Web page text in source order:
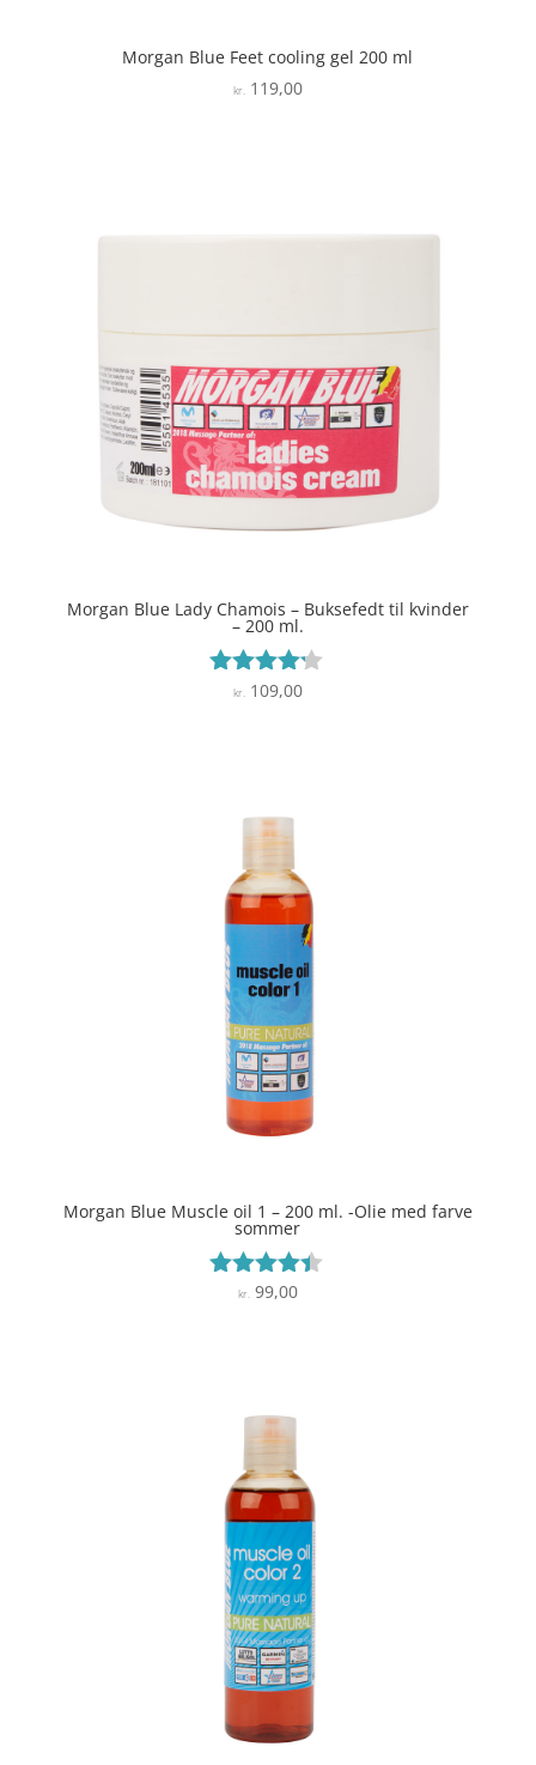
Morgan Blue Feet cooling gel 200 ml
kr.119,00
Morgan Blue Lady Chamois – Buksefedt til kvinder
– 200 ml.
Vurderet
kr. 109,00
Morgan Blue Muscle oil 1 – 200 ml. -Olie med farve
sommer
Vurderet
kr.99,00